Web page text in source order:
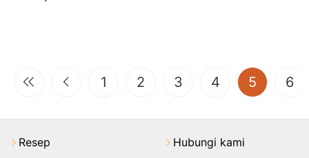
1 2 3 4 5 6
Resep Hubungi kami